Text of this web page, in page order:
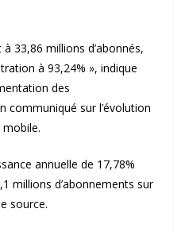
à 33,86 millions d’abonnés,
à 93,24% », indique
des
communiqué sur l’évolution
mobile.
annuelle de 17,78%
millions d’abonnements sur
source.